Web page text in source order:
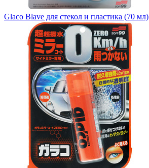
Glaco Blave для стекол и пластика (70 мл)